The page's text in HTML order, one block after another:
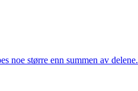
noe større enn summen av delene.